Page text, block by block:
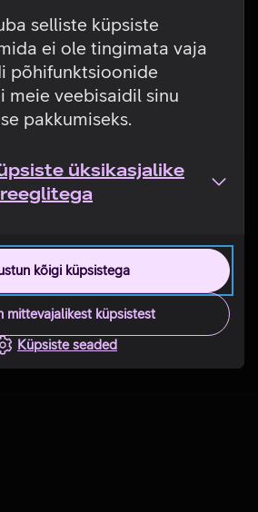
selliste küpsiste
ei ole tingimata vaja
põhifunktsioonide
meie veebisaidil sinu
pakkumiseks.
üksikasjalike
kõigi küpsistega
mittevajalikest küpsistest
Küpsiste seaded
viga